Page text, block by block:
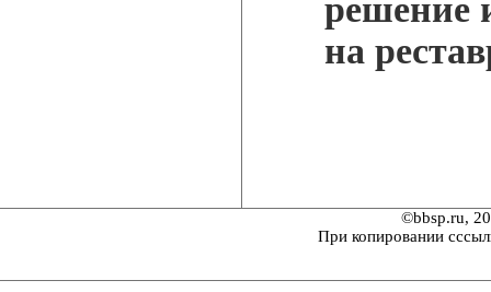
решение
на
©bbsp.ru,
При копировании